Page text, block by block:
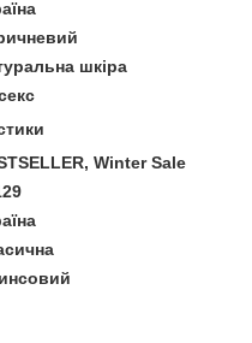
шкіра
Winter Sale